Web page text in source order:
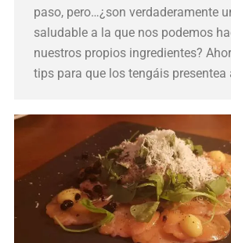
paso, pero…¿son verdaderamente
saludable a la que nos podemos
nuestros propios ingredientes?
tips para que los tengáis presentea